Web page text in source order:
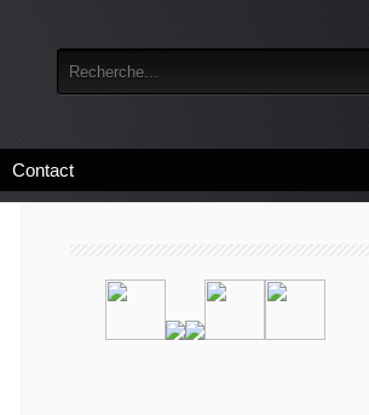
Contact